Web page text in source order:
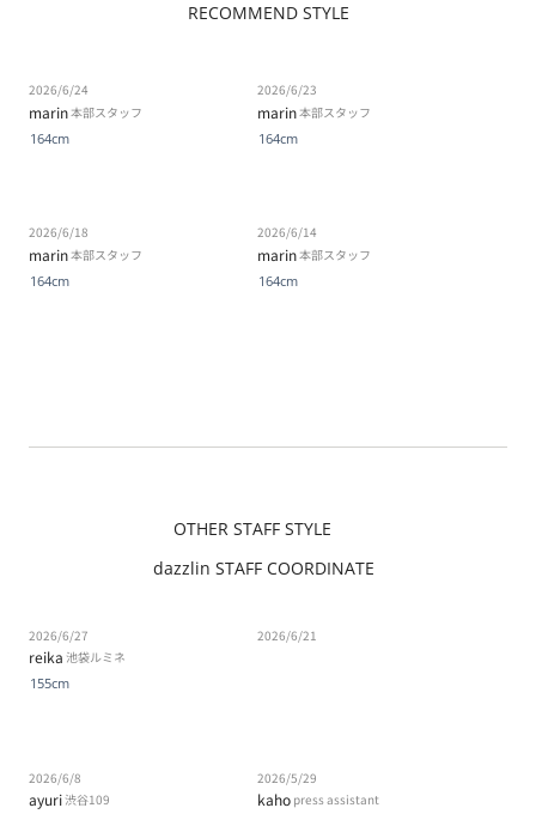
RECOMMEND STYLE
marin本部スタッフ
2026/6/24
164cm
marin本部スタッフ
2026/6/23
164cm
marin本部スタッフ
2026/6/18
164cm
marin本部スタッフ
2026/6/14
164cm
OTHER STAFF STYLE
dazzlin STAFF COORDINATE
reika 池袋ルミネ
2026/6/27
155cm
2026/6/21
ayuri渋谷109
2026/6/8
kaho press assistant
2026/5/29